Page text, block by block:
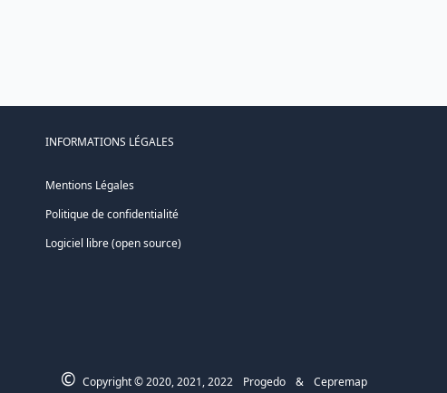
INFORMATIONS LÉGALES
Mentions Légales
Politique de confidentialité
Logiciel libre (open source)
© Copyright © 2020, 2021, 2022 Progedo & Cepremap